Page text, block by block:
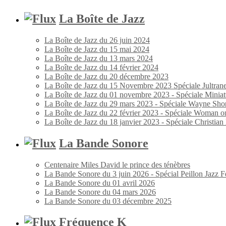
La Boîte de Jazz
La Boîte de Jazz du 26 juin 2024
La Boîte de Jazz du 15 mai 2024
La Boîte de Jazz du 13 mars 2024
La Boîte de Jazz du 14 février 2024
La Boîte de Jazz du 20 décembre 2023
La Boîte de Jazz du 15 Novembre 2023 Spéciale
La Boîte de Jazz du 01 novembre 2023 - Spéciale
La Boîte de Jazz du 29 mars 2023 - Spéciale Wayne
La Boîte de Jazz du 22 février 2023 - Spéciale Woman
La Boîte de Jazz du 18 janvier 2023 - Spéciale Christian
La Bande Sonore
Centenaire Miles David le prince des ténèbres
La Bande Sonore du 3 juin 2026 - Spécial Peillon Jazz
La Bande Sonore du 01 avril 2026
La Bande Sonore du 04 mars 2026
La Bande Sonore du 03 décembre 2025
Fréquence K